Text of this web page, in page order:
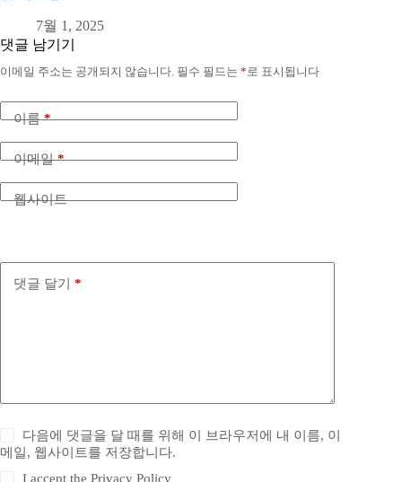
7월 1, 2025
댓글 남기기
이메일 주소는 공개되지 않습니다. 필수 필드는 * 로 표시됩니다
이름*
이메일*
웹사이트
댓글 달기 *
다음에 댓글을 달 때를 위해 이 브라우저에 내 이름, 이
메일, 웹사이트를 저장합니다.
I accept thePrivacy Policy